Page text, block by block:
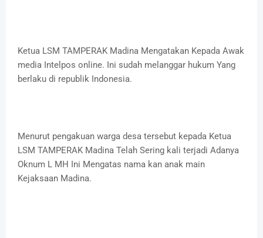
Ketua LSM TAMPERAK Madina Mengatakan Kepada Awak
media Intelpos online. Ini sudah melanggar hukum Yang
berlaku di republik Indonesia.
Menurut pengakuan warga desa tersebut kepada Ketua
LSM TAMPERAK Madina Telah Sering kali terjadi Adanya
Oknum L MH Ini Mengatas nama kan anak main
Kejaksaan Madina.